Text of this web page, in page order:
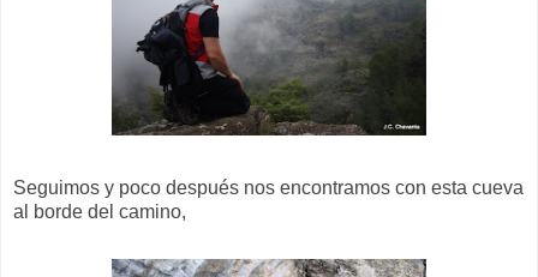
Seguimos y poco después nos encontramos con esta cueva
al borde del camino,